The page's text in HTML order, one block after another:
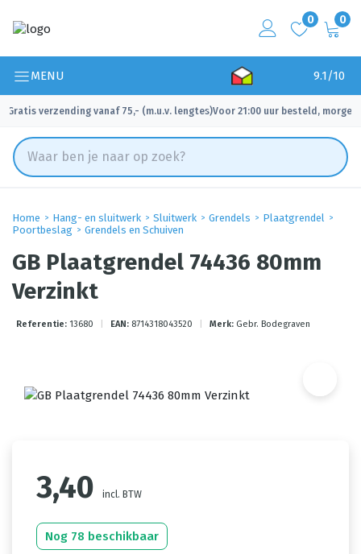
0 0
MENU 9.1/10
Gratis verzending vanaf 75,- (m.u.v. lengtes)
✓ Voor 21:00 uur besteld, morgen
Home Hang- en sluitwerk Sluitwerk Grendels
Plaatgrendel
Poortbeslag
Grendels en Schuiven
GB Plaatgrendel 74436 80mm
Verzinkt
Referentie: 13680 EAN: 8714318043520 Merk: Gebr. Bodegraven
3,40 incl. BTW
Nog 78 beschikbaar